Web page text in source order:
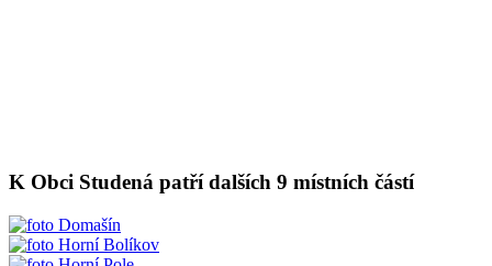
K Obci Studená patří dalších 9 místních částí
Domašín
Horní Bolíkov